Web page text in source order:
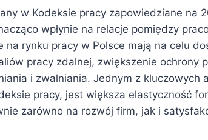
w Kodeksie pracy zapowiedziane na
wpłynie na relacje pomiędzy
na rynku pracy w Polsce mają na celu
pracy zdalnej, zwiększenie ochrony
i zwalniania. Jednym z kluczowych
pracy, jest większa elastyczność
zarówno na rozwój firm, jak i